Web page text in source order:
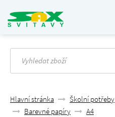
Hlavní stránka
Školní potřeby
Barevné papíry
A4